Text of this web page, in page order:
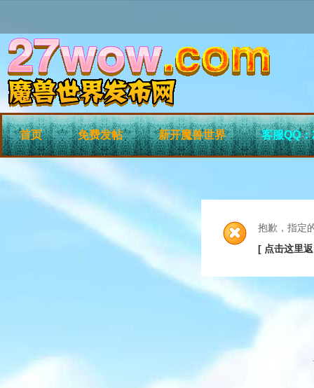
首页 免费发帖 新开魔兽世界 客服QQ
抱歉，指定
[ 点击这里